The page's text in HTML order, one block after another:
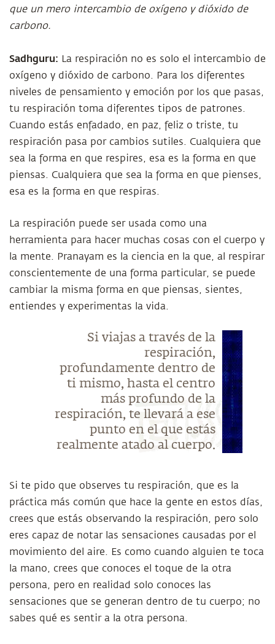
que un mero intercambio de oxígeno y dióxido de
carbono.
Sadhguru: La respiración no es solo el intercambio de
oxígeno y dióxido de carbono. Para los diferentes
niveles de pensamiento y emoción por los que pasas,
tu respiración toma diferentes tipos de patrones.
Cuando estás enfadado, en paz, feliz o triste, tu
respiración pasa por cambios sutiles. Cualquiera que
sea la forma en que respires, esa es la forma en que
piensas. Cualquiera que sea la forma en que pienses,
esa es la forma en que respiras.
La respiración puede ser usada como una
herramienta para hacer muchas cosas con el cuerpo y
la mente. Pranayam es la ciencia en la que, al respirar
conscientemente de una forma particular, se puede
cambiar la misma forma en que piensas, sientes,
entiendes y experimentas la vida.
Si viajas a través de la
respiración,
profundamente dentro de
ti mismo, hasta el centro
más profundo de la
respiración, te llevará a ese
punto en el que estás
realmente atado al cuerpo.
Si te pido que observes tu respiración, que es la
práctica más común que hace la gente en estos días,
crees que estás observando la respiración, pero solo
eres capaz de notar las sensaciones causadas por el
movimiento del aire. Es como cuando alguien te toca
la mano, crees que conoces el toque de la otra
persona, pero en realidad solo conoces las
sensaciones que se generan dentro de tu cuerpo; no
sabes qué es sentir a la otra persona.